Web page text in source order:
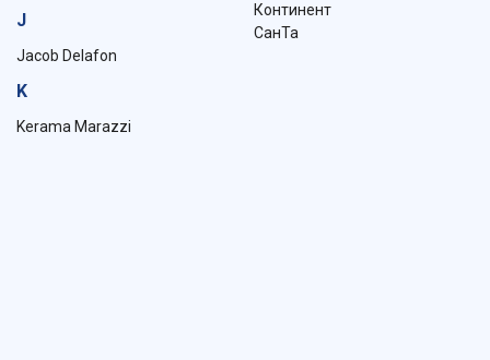
J
Jacob Delafon
K
Kerama Marazzi
Континент
СанТа